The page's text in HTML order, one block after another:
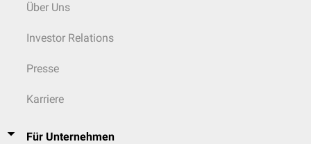
Über Uns
Investor Relations
Presse
Karriere
Für Unternehmen